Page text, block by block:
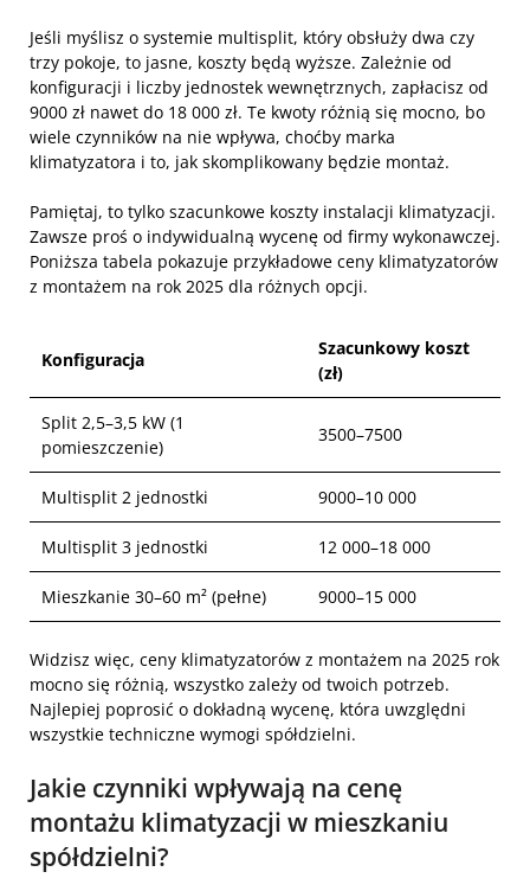
Jeśli myślisz o systemie multisplit, który obsłuży dwa czy
trzy pokoje, to jasne, koszty będą wyższe. Zależnie od
konfiguracji i liczby jednostek wewnętrznych, zapłacisz od
9000 zł nawet do 18 000 zł. Te kwoty różnią się mocno, bo
wiele czynników na nie wpływa, choćby marka
klimatyzatora i to, jak skomplikowany będzie montaż.
Pamiętaj, to tylko szacunkowe koszty instalacji klimatyzacji.
Zawsze proś o indywidualną wycenę od firmy wykonawczej.
Poniższa tabela pokazuje przykładowe ceny klimatyzatorów
z montażem na rok 2025 dla różnych opcji.
Konfiguracja
Szacunkowy koszt
(zł)
Split 2,5–3,5 kW (1
pomieszczenie)
3500–7500
Multisplit 2 jednostki 9000–10 000
Multisplit 3 jednostki 12 000–18 000
Mieszkanie 30–60 m² (pełne) 9000–15 000
Widzisz więc, ceny klimatyzatorów z montażem na 2025 rok
mocno się różnią, wszystko zależy od twoich potrzeb.
Najlepiej poprosić o dokładną wycenę, która uwzględni
wszystkie techniczne wymogi spółdzielni.
Jakie czynniki wpływają na cenę
montażu klimatyzacji w mieszkaniu
spółdzielni?